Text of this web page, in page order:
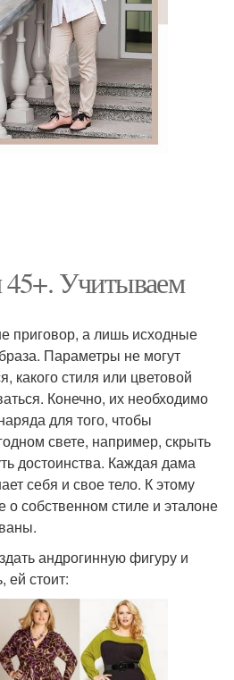
Учитываем
приговор, а лишь исходные
Параметры не могут
какого стиля или цветовой
Конечно, их необходимо
для того, чтобы
свете, например, скрыть
достоинства. Каждая дама
себя и свое тело. К этому
о собственном стиле и эталоне
андрогинную фигуру и
ей стоит: